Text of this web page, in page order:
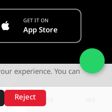
GET IT ON
App Store
experience. You can
Reject